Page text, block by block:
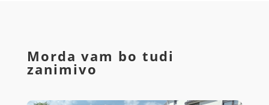
Morda vam bo tudi
zanimivo